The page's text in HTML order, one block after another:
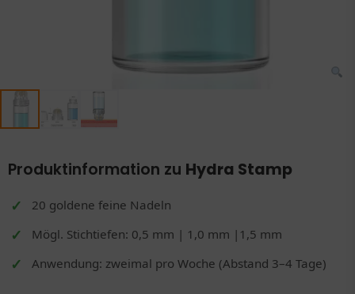
Produktinformation zu Hydra Stamp
20 goldene feine Nadeln
Mögl. Stichtiefen: 0,5 mm | 1,0 mm |1,5 mm
Anwendung: zweimal pro Woche (Abstand 3–4 Tage)